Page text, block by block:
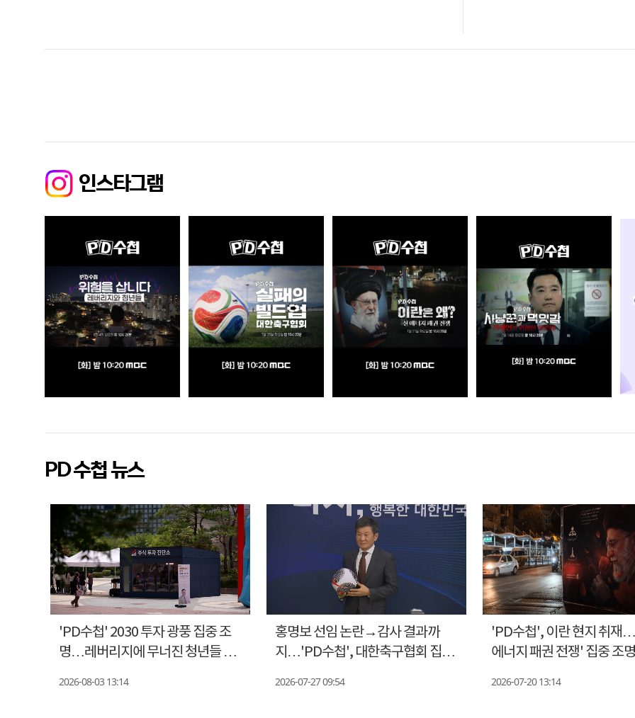
인스타그램
PD 수첩 뉴스
'PD수첩' 2030 투자 광풍 집중 조
명…레버리지에 무너진 청년들 현
2026-08-03 13:14
홍명보 선임 논란→감사 결과까
지…'PD수첩', 대한축구협회 집중
2026-07-27 09:54
'PD수첩', 이란 현지 취재
에너지 패권 전쟁' 집중 조명
2026-07-20 13:14